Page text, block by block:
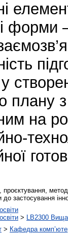
плану
на
проєктування,
застосування
> LB2300 Вища
> Кафедра